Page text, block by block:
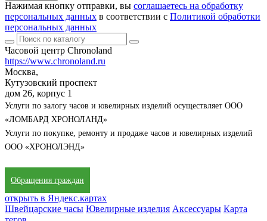
Нажимая кнопку отправки, вы соглашаетесь на обработку
персональных данных в соответствии с Политикой обработки
персональных данных
Часовой центр Chronoland
https://www.chronoland.ru
Москва,
Кутузовский проспект
дом 26, корпус 1
Услуги по залогу часов и ювелирных изделий осуществляет ООО
«ЛОМБАРД ХРОНОЛАНД»
Услуги по покупке, ремонту и продаже часов и ювелирных изделий
ООО «ХРОНОЛЭНД»
Обращения граждан
открыть в Яндекс.картах
Швейцарские часы Ювелирные изделия Аксессуары Карта